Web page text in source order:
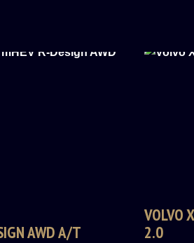
AWD A/T
VOLVO
2.0